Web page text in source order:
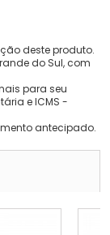
deste produto.
do Sul, com
para seu
e ICMS -
antecipado.